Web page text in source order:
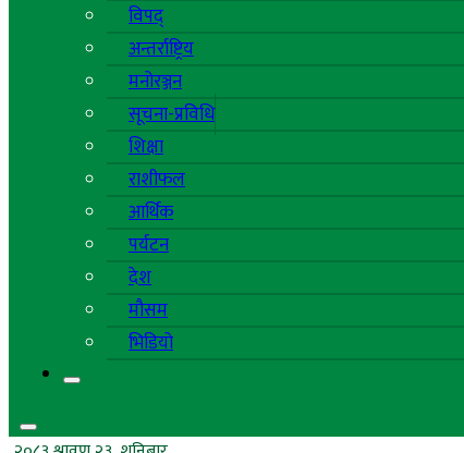
विपद्
अन्तर्राष्ट्रिय
मनोरञ्जन
सूचना-प्रविधि
शिक्षा
राशीफल
आर्थिक
पर्यटन
देश
मौसम
भिडियो